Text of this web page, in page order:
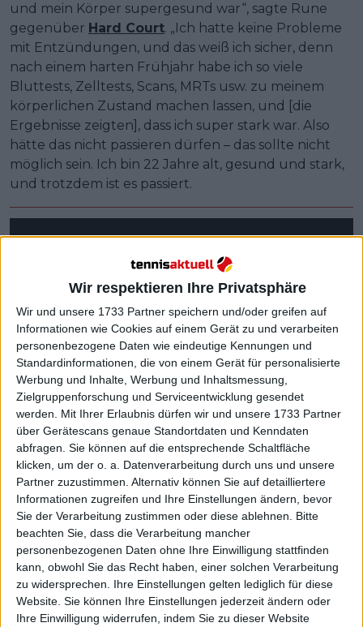
Wir respektieren Ihre Privatsphäre
Wir und unsere 1733 Partner speichern und/oder greifen auf
Informationen wie Cookies auf einem Gerät zu und verarbeiten
personenbezogene Daten wie eindeutige Kennungen und
Standardinformationen, die von einem Gerät für personalisierte
Werbung und Inhalte, Werbung und Inhaltsmessung,
Zielgruppenforschung und Serviceentwicklung gesendet
werden. Mit Ihrer Erlaubnis dürfen wir und unsere 1733 Partner
über Gerätescans genaue Standortdaten und Kenndaten
abfragen. Sie können auf die entsprechende Schaltfläche
klicken, um der o. a. Datenverarbeitung durch uns und unsere
Partner zuzustimmen. Alternativ können Sie auf detailliertere
Informationen zugreifen und Ihre Einstellungen ändern, bevor
Sie der Verarbeitung zustimmen oder diese ablehnen. Bitte
beachten Sie, dass die Verarbeitung mancher
personenbezogenen Daten ohne Ihre Einwilligung stattfinden
kann, obwohl Sie das Recht haben, einer solchen Verarbeitung
zu widersprechen. Ihre Einstellungen gelten lediglich für diese
Website. Sie können Ihre Einstellungen jederzeit ändern oder
Ihre Einwilligung widerrufen, indem Sie zu dieser Website
und mein Körper supergesund war“, sagte Rune
gegenüber Hard Court. „Ich hatte keine Probleme
mit Entzündungen, und das weiß ich sicher, denn
nach einem harten Frühjahr habe ich so viele
Bluttests, Zelltests, Scans, MRTs usw. zu meinem
körperlichen Zustand machen lassen, und [die
Ergebnisse zeigten], dass ich super stark war. Also
hätte das nicht passieren dürfen – das sollte nicht
möglich sein. Ich bin 22 Jahre alt, gesund und stark,
und trotzdem ist es passiert.
„Aber ich glaube nicht an ‚Pech‘ im Sport. Alles
passiert aus einem Grund, und hinter allem steckt
eine Erklärung. Der Hauptfaktor für diese
Verletzung könnte Müdigkeit sein, und das ist für
die gesamte Sportindustrie extrem beängstigend.
Sport ist Unterhaltung und wir lieben es, zu